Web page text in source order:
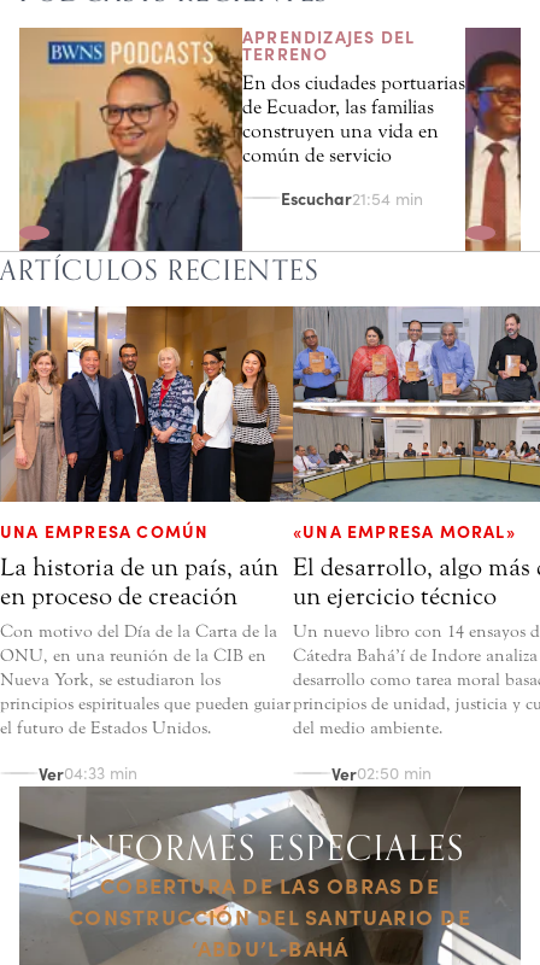
APRENDIZAJES DEL
TERRENO
En dos ciudades portuarias
de Ecuador, las familias
construyen una vida en
común de servicio
Escuchar21:54 min
ARTÍCULOS RECIENTES
UNA EMPRESA COMÚN
La historia de un país, aún
en proceso de creación
Con motivo del Día de la Carta de la
ONU, en una reunión de la CIB en
Nueva York, se estudiaron los
principios espirituales que pueden guiar
el futuro de Estados Unidos.
Ver04:33 min
«UNA EMPRESA MORAL»
El desarrollo, algo más
un ejercicio técnico
Un nuevo libro con 14 ensayos
Cátedra Bahá’í de Indore
desarrollo como tarea moral
principios de unidad, justicia y
del medio ambiente.
Ver02:50 min
INFORMES ESPECIALES
COBERTURA DE LAS OBRAS DE
CONSTRUCCIÓN DEL SANTUARIO DE
‘ABDU’L‑BAHÁ